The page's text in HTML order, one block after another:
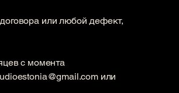
или любой дефект,
с момента
или